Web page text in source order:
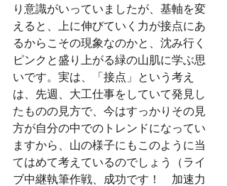
り意識がいっていましたが、基軸を変
えると、上に伸びていく力が接点にあ
るからこその現象なのかと、沈み行く
ピンクと盛り上がる緑の山肌に学ぶ思
いです。実は、「接点」という考え
は、先週、大工仕事をしていて発見し
たものの見方で、今はすっかりその見
方が自分の中でのトレンドになってい
ますから、山の様子にもこのように当
てはめて考えているのでしょう（ライ
ブ中継執筆作戦、成功です！　加速力